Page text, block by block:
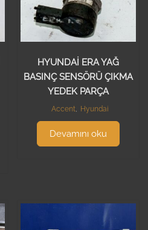
HYUNDAİ ERA YAĞ
BASINÇ SENSÖRÜ ÇIKMA
YEDEK PARÇA
Accent, Hyundai
Devamını oku